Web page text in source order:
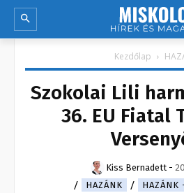
Kezdőlap
Szokolai Lili
36. EU Fiatal
Kiss Bernadett -
HAZÁNK
HAZÁNK